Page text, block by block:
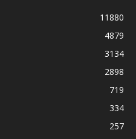
11880
4879
3134
2898
719
334
257